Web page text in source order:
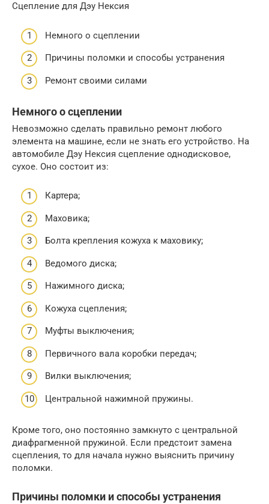
Сцепление для Дэу Нексия
Немного о сцеплении
Причины поломки и способы устранения
Ремонт своими силами
Немного о сцеплении
Невозможно сделать правильно ремонт любого
элемента на машине, если не знать его устройство. На
автомобиле Дэу Нексия сцепление однодисковое,
сухое. Оно состоит из:
Картера;
Маховика;
Болта крепления кожуха к маховику;
Ведомого диска;
Нажимного диска;
Кожуха сцепления;
Муфты выключения;
Первичного вала коробки передач;
Вилки выключения;
Центральной нажимной пружины.
Кроме того, оно постоянно замкнуто с центральной
диафрагменной пружиной. Если предстоит замена
сцепления, то для начала нужно выяснить причину
поломки.
Причины поломки и способы устранения